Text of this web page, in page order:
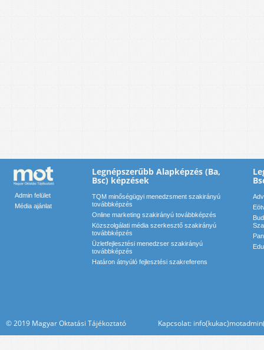
Admin felület
Média ajánlat
Legnépszerűbb Alapképzés (Ba,
Bsc) képzések
TQM minőségügyi menedzsment szakirányú
továbbképzés
Online marketing szakirányú továbbképzés
Közszolgálati média szerkesztő szakirányú
továbbképzés
Üzletfejlesztési menedzser szakirányú
továbbképzés
Határon átnyúló fejlesztési szakreferens
© 2019 Magyar Oktatási Tájékoztató Kapcsolat: